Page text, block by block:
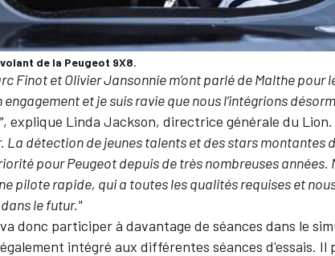
de la Peugeot 9X8.
Finot et Olivier Jansonnie m’ont parlé de Malthe pour
et je suis ravie que nous l’intégrions
, explique Linda Jackson, directrice générale du Lion.
La détection de jeunes talents et des stars montantes
pour Peugeot depuis de très nombreuses années.
pilote rapide, qui a toutes les qualités requises et
le futur."
donc participer à davantage de séances dans le
intégré aux différentes séances d'essais. Il